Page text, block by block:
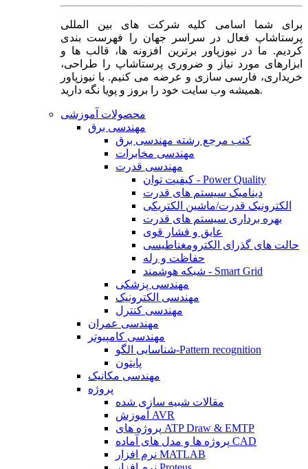
برای شما اسامی کلیه شرکت های بین المللی
پرستاشاپ فعال در سراسر جهان را فهرست بندی
کردیم. ما در نیوزپاور برترین افزونه ها، قالب ها و
ابزارهای مورد نیاز و ضروری پرستاشاپ را طراحی،
خریداری، فارسی سازی و عرضه می کنیم. با نیوزپاور
همیشه وب سایت خود را بروز و پویا نگه دارید.
محصولات آموزشی
مهندسی برق
کتب مرجع رشته مهندسی برق
مهندسی مخابرات
مهندسی قدرت
کیفیت توان - Power Quality
دینامیک سیستم های قدرت
الکترونیک قدرت/ماشین الکتریکی
بهره برداری سیستم های قدرت
عایق و فشار قوی
حالت های گذرای الکترومغناطیسی
حفاظت و رله
شبکه هوشمند - Smart Grid
مهندسی پزشکی
مهندسی الکترونیک
مهندسی کنترل
مهندسی عمران
مهندسی کامپیوتر
شناسایی الگو-Pattern recognition
پایتون
مهندسی مکانیک
پروژه
مقالات شبیه سازی شده
آموزش AVR
پروژه های ATP Draw & EMTP
پروژه ها و مدل های آماده CAD
نرم افزار MATLAB